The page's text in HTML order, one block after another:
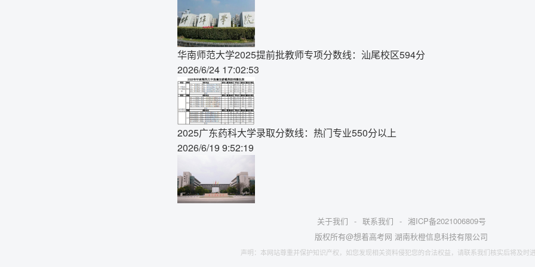
华南师范大学2025提前批教师专项分数线：汕尾校区594分
2026/6/24 17:02:53
2025广东药科大学录取分数线：热门专业550分以上
2026/6/19 9:52:19
关于我们 - 联系我们 - 湘ICP备2021006809号
版权所有@想着高考网 湖南秋橙信息科技有限公司
声明：本网站尊重并保护知识产权，如您发现相关资料侵犯您的合法权益，请联系我们核实后将及时进